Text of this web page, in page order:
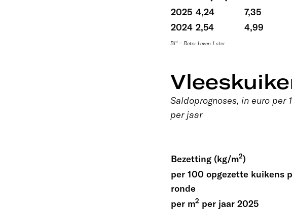
2025 4,24 7,35
2024 2,54 4,99
BL* = Beter Leven 1 ster
Saldoprognoses, in euro per
per jaar
Bezetting (kg/m2)
per 100 opgezette kuikens
ronde
per m2 per jaar 2025